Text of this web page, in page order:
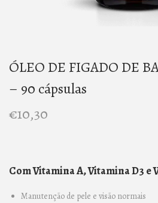
n
ÓLEO DE FIGADO DE
– 90 cápsulas
€10,30
Com Vitamina A, Vitamina D3
Manutenção de pele e visão normais